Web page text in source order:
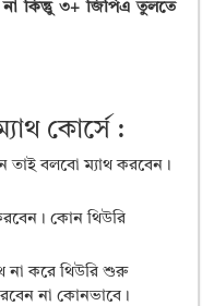
কিন্তুু ৩+ জিপিএ তুলতে
কোর্সে :
তাই বলবো ম্যাথ করবেন।
কোন থিউরি
না করে থিউরি শুরু
না কোনভাবে।